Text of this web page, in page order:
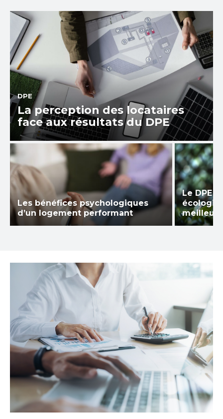
DPE
La perception des locataires
face aux résultats du DPE
Les bénéfices psychologiques
d’un logement performant
Le DPE